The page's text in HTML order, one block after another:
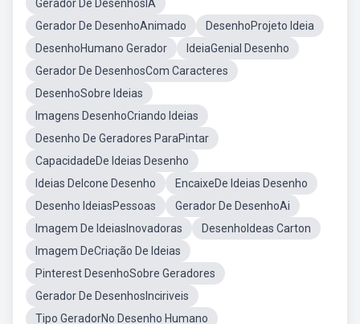
Gerador De DesenhosIA
Gerador De DesenhoAnimado
DesenhoProjeto Ideia
DesenhoHumano Gerador
IdeiaGenial Desenho
Gerador De DesenhosCom Caracteres
DesenhoSobre Ideias
Imagens DesenhoCriando Ideias
Desenho De Geradores ParaPintar
CapacidadeDe Ideias Desenho
Ideias DeIcone Desenho
EncaixeDe Ideias Desenho
Desenho IdeiasPessoas
Gerador De DesenhoAi
Imagem De IdeiasInovadoras
DesenhoIdeas Carton
Imagem DeCriação De Ideias
Pinterest DesenhoSobre Geradores
Gerador De DesenhosInciriveis
Tipo GeradorNo Desenho Humano